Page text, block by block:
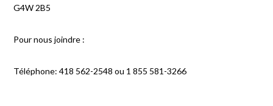
G4W 2B5
Pour nous joindre :
Téléphone: 418 562-2548 ou 1 855 581-3266